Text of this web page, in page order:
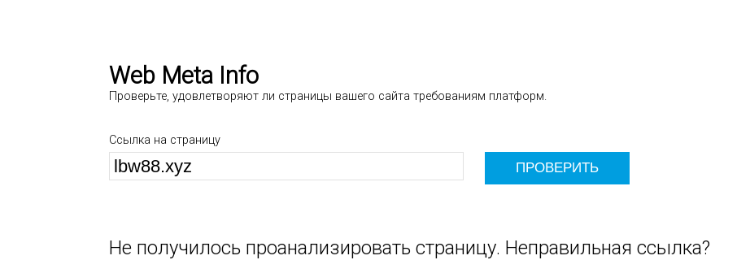
Web Meta Info
Проверьте, удовлетворяют ли страницы вашего сайта требованиям платформ.
Ссылка на страницу
Не получилось проанализировать страницу. Неправильная ссылка?